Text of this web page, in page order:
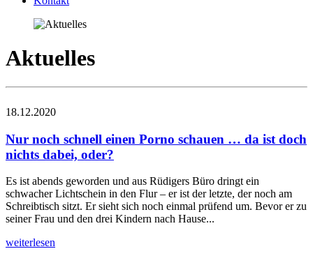
Aktuelles
18.12.2020
Nur noch schnell einen Porno schauen … da ist doch
nichts dabei, oder?
Es ist abends geworden und aus Rüdigers Büro dringt ein
schwacher Lichtschein in den Flur – er ist der letzte, der noch am
Schreibtisch sitzt. Er sieht sich noch einmal prüfend um. Bevor er zu
seiner Frau und den drei Kindern nach Hause...
weiterlesen